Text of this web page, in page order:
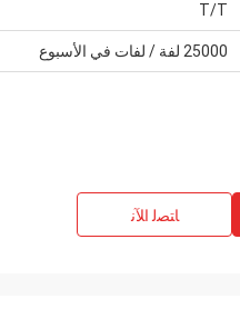
T/T
25000 لفة / لفات في الأسبوع
ﺎﺘﺼﻟ ﺍﻶﻧ